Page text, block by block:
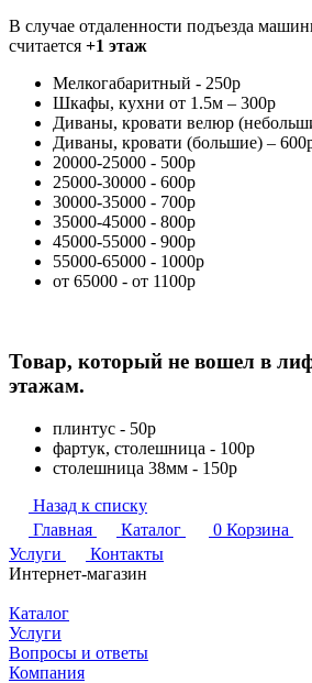
В случае отдаленности подъезда
считается +1 этаж
Мелкогабаритный - 250р
Шкафы, кухни от 1.5м – 300р
Диваны, кровати велюр
Диваны, кровати (большие) –
20000-25000 - 500р
25000-30000 - 600р
30000-35000 - 700р
35000-45000 - 800р
45000-55000 - 900р
55000-65000 - 1000р
от 65000 - от 1100р
Товар, который не вошел в
этажам.
плинтус - 50р
фартук, столешница - 100р
столешница 38мм - 150р
Назад к списку
Главная
Каталог 0 Корзина
Услуги
Контакты
Интернет-магазин
Каталог
Услуги
Вопросы и ответы
Компания